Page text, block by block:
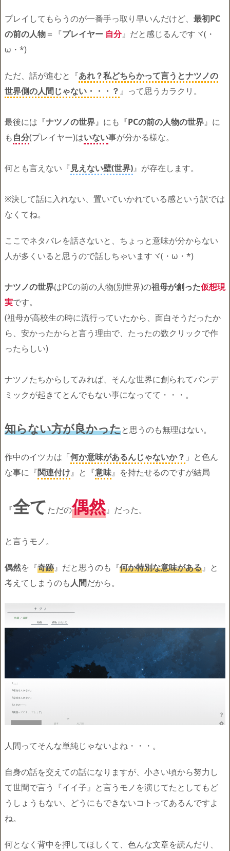
プレイしてもらうのが一番手っ取り早いんだけど、 最初PC
の前の人物＝『プレイヤー 自分』だと感じるんですヾ(・
ω・*)
ただ、話が進むと『あれ？私どちらかって言うとナツノの
世界側の人間じゃない・・・？ 』って思うカラクリ。
最後には『ナツノの世界』にも『PCの前の人物の世界』に
も自分(プレイヤー)はいない事が分かる様な。
何とも言えない『見えない壁(世界)』が存在します。
※決して話に入れない、置いていかれている感という訳では
なくてね。
ここでネタバレを話さないと、ちょっと意味が分からない
人が多くいると思うので話しちゃいますヾ(・ω・*)
ナツノの世界はPCの前の人物(別世界)の祖母が創った仮想現
実です。
(祖母が高校生の時に流行っていたから、面白そうだったか
ら、安かったからと言う理由で、たったの数クリックで作
ったらしい)
ナツノたちからしてみれば、そんな世界に創られてパンデ
ミックが起きてとんでもない事になってて・・・。
知らない方が良かったと思うのも無理はない。
作中のイツカは「何か意味があるんじゃないか？ 」と色ん
な事に『関連付け』と『意味』を持たせるのですが結局
『全てただの偶然』だった。
と言うモノ。
偶然を『奇跡』だと思うのも『何か特別な意味がある』と
考えてしまうのも人間だから。
人間ってそんな単純じゃないよね・・・。
自身の話を交えての話になりますが、小さい頃から努力し
て世間で言う『イイ子』と言うモノを演じてたとしてもど
うしょうもない、どうにもできないコトってあるんですよ
ね。
何となく背中を押してほしくて、色んな文章を読んだり、